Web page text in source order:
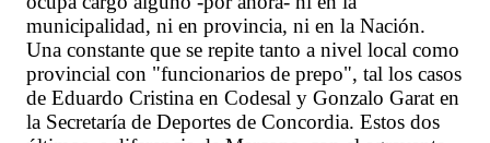
municipalidad, ni en provincia, ni en la Nación.
Una constante que se repite tanto a nivel local como
provincial con "funcionarios de prepo", tal los casos
de Eduardo Cristina en Codesal y Gonzalo Garat en
la Secretaría de Deportes de Concordia. Estos dos